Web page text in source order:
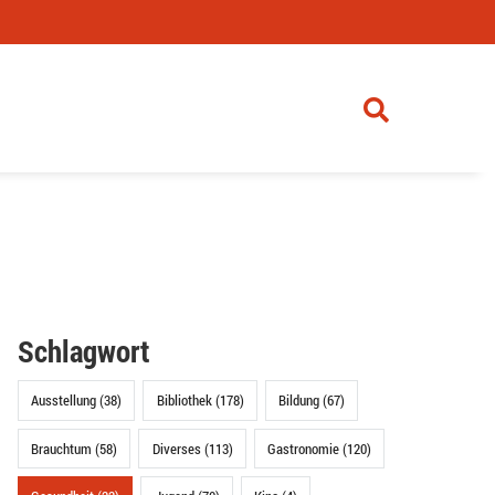
Schlagwort
Ausstellung (38) Bibliothek (178) Bildung (67)
Brauchtum (58) Diverses (113) Gastronomie (120)